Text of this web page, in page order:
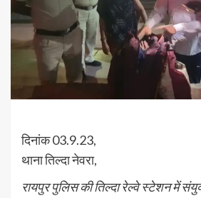
दिनांक 03.9.23,
थाना तिल्दा नेवरा,
रायपुर पुलिस की तिल्दा रेल्वे स्टेशन में